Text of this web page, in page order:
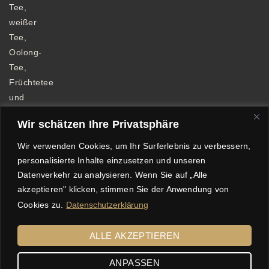
Wir schätzen Ihre Privatsphäre
Wir verwenden Cookies, um Ihr Surferlebnis zu verbessern,
personalisierte Inhalte einzusetzen und unseren
Datenverkehr zu analysieren. Wenn Sie auf „Alle
akzeptieren" klicken, stimmen Sie der Anwendung von
Cookies zu.
Datenschutzerklärung
ANPASSEN
ALLE AKZEPTIEREN
Tee,
weißer
Tee,
Oolong-
Tee,
Früchtetee
und
Allgemeine Geschäftsbedingungen
DatenschutzerklärungImpressum
Echtheit von Bewertungen
© 2025 Tee Freund, Sabine Freund. Alle Rechte vorbehalten